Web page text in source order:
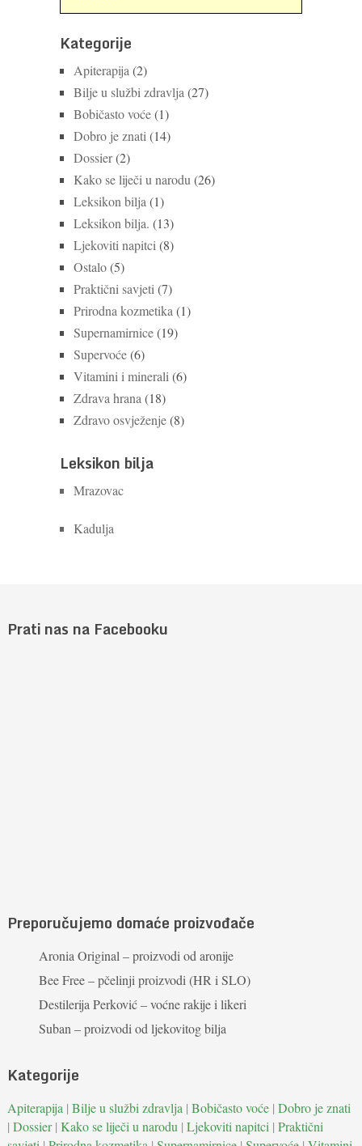
Kategorije
Apiterapija (2)
Bilje u službi zdravlja (27)
Bobičasto voće(1)
Dobro je znati (14)
Dossier(2)
Kako se liječi u narodu (26)
Leksikon bilja (1)
Leksikon bilja. (13)
Ljekoviti napitci (8)
Ostalo(5)
Praktični savjeti (7)
Prirodna kozmetika (1)
Supernamirnice(19)
Supervoće(6)
Vitamini i minerali (6)
Zdrava hrana (18)
Zdravo osvježenje(8)
Leksikon bilja
Mrazovac
Kadulja
Prati nas na Facebooku
Preporučujemo domaće proizvođače
Aronia Original – proizvodi od aronije
Bee Free – pčelinji proizvodi (HR i SLO)
Destilerija Perković – voćne rakije i likeri
Suban – proizvodi od ljekovitog bilja
Kategorije
Apiterapija | Bilje u službi zdravlja | Bobičasto voće| Dobro je znati
| Dossier| Kako se liječi u narodu | Ljekoviti napitci | Praktični